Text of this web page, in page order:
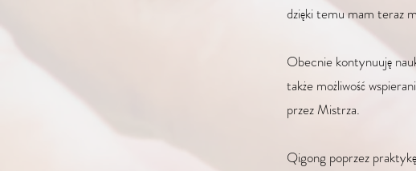
dzięki temu mam teraz
Obecnie kontynuuję
także możliwość
przez Mistrza.
Qigong poprzez